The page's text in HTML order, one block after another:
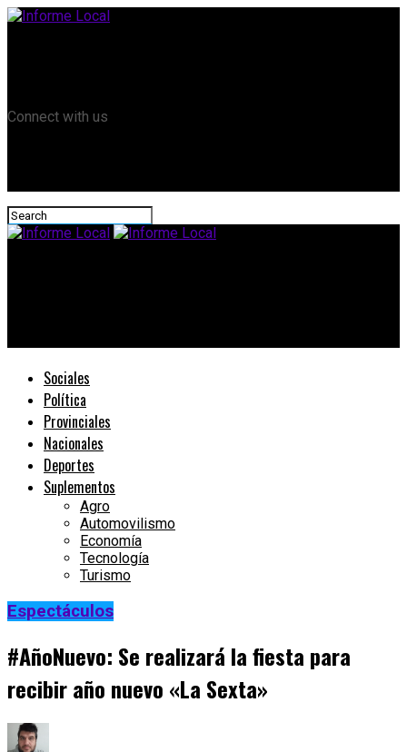
Connect with us
Sociales
Política
Provinciales
Nacionales
Deportes
Suplementos
Agro
Automovilismo
Economía
Tecnología
Turismo
Espectáculos
#AñoNuevo: Se realizará la fiesta para
recibir año nuevo «La Sexta»